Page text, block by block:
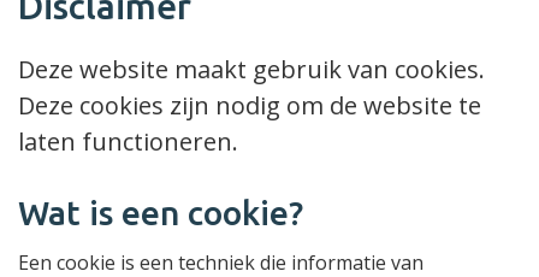
Deze website maakt gebruik van cookies.
Deze cookies zijn nodig om de website te
laten functioneren.
Wat is een cookie?
Een cookie is een techniek die informatie van